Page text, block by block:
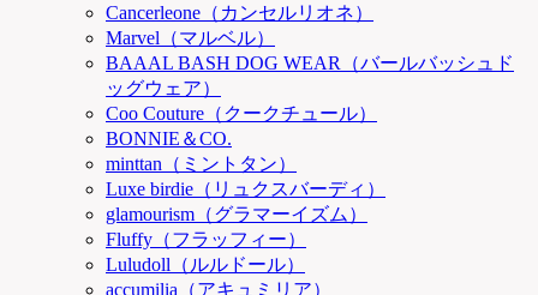
Cancerleone（カンセルリオネ）
Marvel（マルベル）
BAAAL BASH DOG WEAR（バールバッシュド
ッグウェア）
Coo Couture（クークチュール）
BONNIE＆CO.
minttan（ミントタン）
Luxe birdie（リュクスバーディ）
glamourism（グラマーイズム）
Fluffy（フラッフィー）
Luludoll（ルルドール）
accumilia（アキュミリア）